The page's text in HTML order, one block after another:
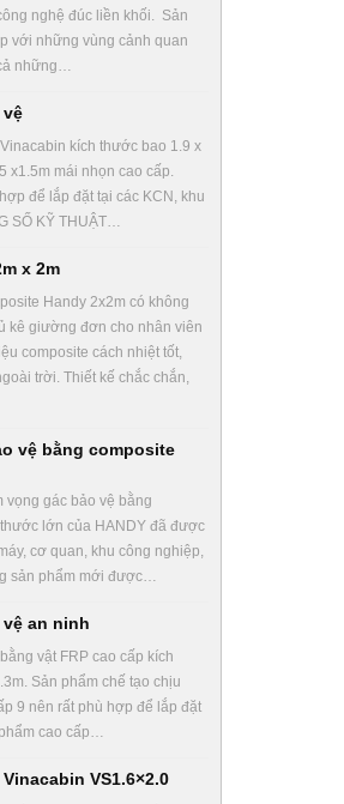
nghệ đúc liền khối. Sản
với những vùng cảnh quan
những…
vệ
kích thước bao 1.9 x
x1.5m mái nhọn cao cấp.
để lắp đặt tại các KCN, khu
SỐ KỸ THUẬT…
x 2m
Handy 2x2m có không
kê giường đơn cho nhân viên
composite cách nhiệt tốt,
trời. Thiết kế chắc chắn,
vệ bằng composite
vọng gác bảo vệ bằng
lớn của HANDY đã được
cơ quan, khu công nghiệp,
sản phẩm mới được…
an ninh
vật FRP cao cấp kích
Sản phẩm chế tạo chịu
9 nên rất phù hợp để lắp đặt
cao cấp…
VS1.6×2.0